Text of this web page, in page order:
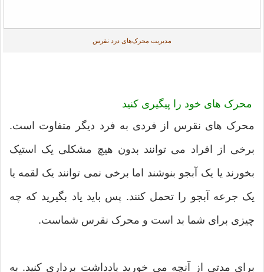
مدیریت محرک‌های درد نقرس
محرک های خود را پیگیری کنید
محرک های نقرس از فردی به فرد دیگر متفاوت است.
برخی از افراد می توانند بدون هیچ مشکلی یک استیک
بخورند یا یک آبجو بنوشند اما برخی نمی توانند یک لقمه یا
یک جرعه آبجو را تحمل کنند. پس باید یاد بگیرید که چه
چیزی برای شما بد است و محرک نقرس شماست.
برای مدتی از آنچه می خورید یادداشت برداری کنید. به